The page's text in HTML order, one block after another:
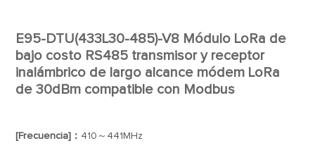
E95-DTU(433L30-485)-V8 Módulo LoRa de
bajo costo RS485 transmisor y receptor
inalámbrico de largo alcance módem LoRa
de 30dBm compatible con Modbus
[Frecuencia]： 410～441MHz